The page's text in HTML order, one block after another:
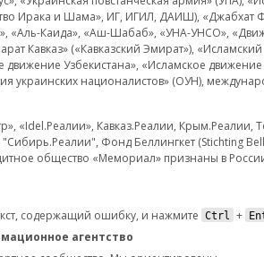
Ирака и Шама», ИГ, ИГИЛ, ДАИШ),
«Аль-Каида», «Аш-Шабаб», «УНА-УНСО»,
Кавказ» («Кавказский Эмират»),
движение Узбекистана», «Исламское
украинских националистов» (ОУН),
«Idel.Реалии», Кавказ.Реалии,
"Сибирь.Реалии", Фонд Беллингкет (Stichting
общество «Мемориал» признаны в
содержащий ошибку, и нажмите Ctrl +
агентство